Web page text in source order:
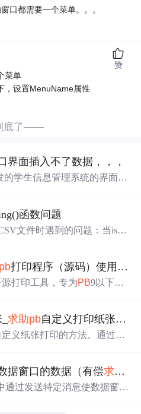
口都需要一个菜单。。。
菜单
，设置MenuName属性
赞
了——
界面插入不了数据，，，
的学生信息管理系统的界面问
函数问题
文件时遇到的问题：当is_d
pb打印程序（源码）使用说明
打印工具，专为PB9以下版
工具。
_求助pb自定义打印纸张。。。
定义纸张打印的方法。通过定
和添加自定义纸张等操作。
据窗口的数据（有偿求助
通过发送特定消息使数据窗口